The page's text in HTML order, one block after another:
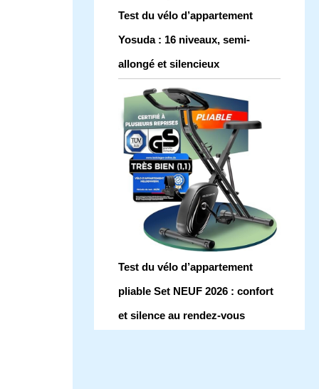
Test du vélo d’appartement
Yosuda : 16 niveaux, semi-
allongé et silencieux
Test du vélo d’appartement
pliable Set NEUF 2026 : confort
et silence au rendez-vous